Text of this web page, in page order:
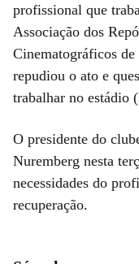
profissional que
Associação dos
Cinematográficos
repudiou o ato e
trabalhar no estádio
O presidente do
Nuremberg nesta
necessidades do
recuperação.